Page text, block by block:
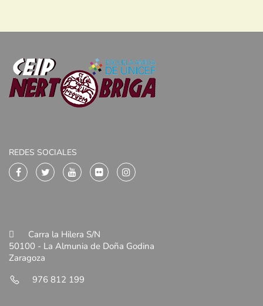
REDES SOCIALES
Carra la Hilera S/N
50100 - La Almunia de Doña Godina
Zaragoza
976 812 199